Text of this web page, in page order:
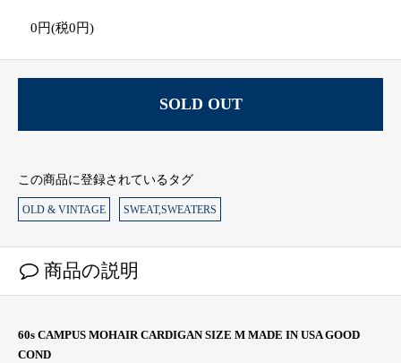
0円(税0円)
SOLD OUT
この商品に登録されているタグ
OLD & VINTAGE SWEAT,SWEATERS
商品の説明
60s CAMPUS MOHAIR CARDIGAN SIZE M MADE IN USA GOOD
COND